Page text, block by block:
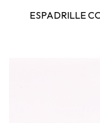
ESPADRILLE